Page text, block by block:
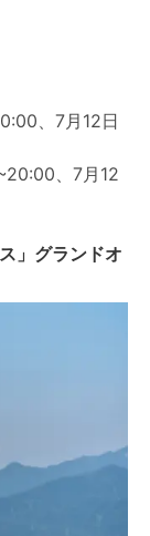
、7月12日
、7月12
」グランドオ